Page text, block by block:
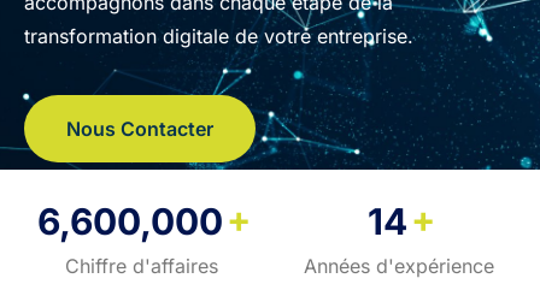
transformation digitale de votre entreprise.
Nous Contacter
6,600,000+
Chiffre d'affaires
14+
Années d'expérience